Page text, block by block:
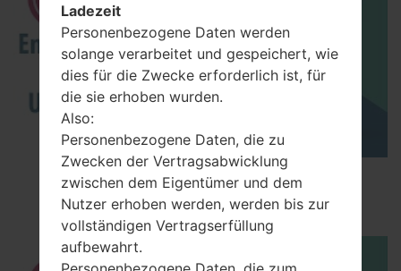
How to Enable Developer Options & USB
Debugging on LG ?
Ladezeit
Personenbezogene Daten werden
solange verarbeitet und gespeichert, wie
dies für die Zwecke erforderlich ist, für
die sie erhoben wurden.
Also:
Personenbezogene Daten, die zu
Zwecken der Vertragsabwicklung
zwischen dem Eigentümer und dem
Nutzer erhoben werden, werden bis zur
vollständigen Vertragserfüllung
aufbewahrt.